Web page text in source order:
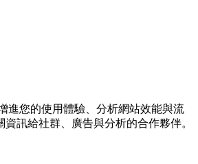
進您的使用體驗、分析網站效能與流
訊給社群、廣告與分析的合作夥伴。